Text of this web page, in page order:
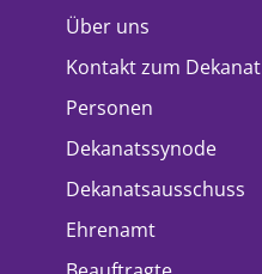
Über uns
Kontakt zum Dekanat
Personen
Dekanatssynode
Dekanatsausschuss
Ehrenamt